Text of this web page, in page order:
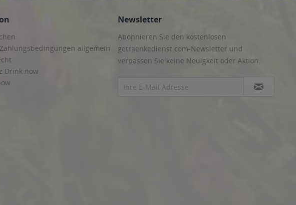
allgemein
Drink now
Newsletter
Abonnieren Sie den kostenlosen
getraenkedienst.com-Newsletter und
verpassen Sie keine Neuigkeit oder Aktion.